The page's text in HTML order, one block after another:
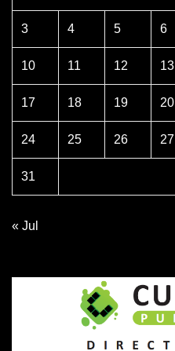
3 4 5 6
10 11 12 13
17 18 19 20
24 25 26 27
31
« Jul